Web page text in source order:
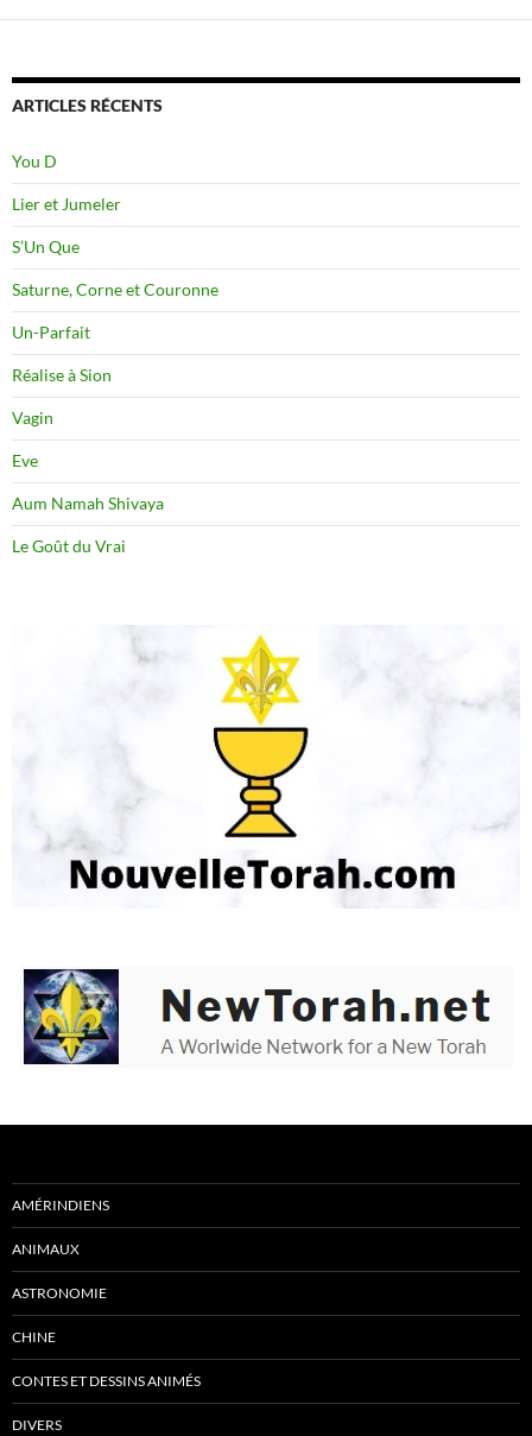
ARTICLES RÉCENTS
You D
Lier et Jumeler
S’Un Que
Saturne, Corne et Couronne
Un-Parfait
Réalise à Sion
Vagin
Eve
Aum Namah Shivaya
Le Goût du Vrai
AMÉRINDIENS
ANIMAUX
ASTRONOMIE
CHINE
CONTES ET DESSINS ANIMÉS
DIVERS